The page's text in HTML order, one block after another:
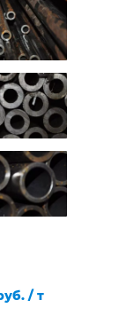
/ т